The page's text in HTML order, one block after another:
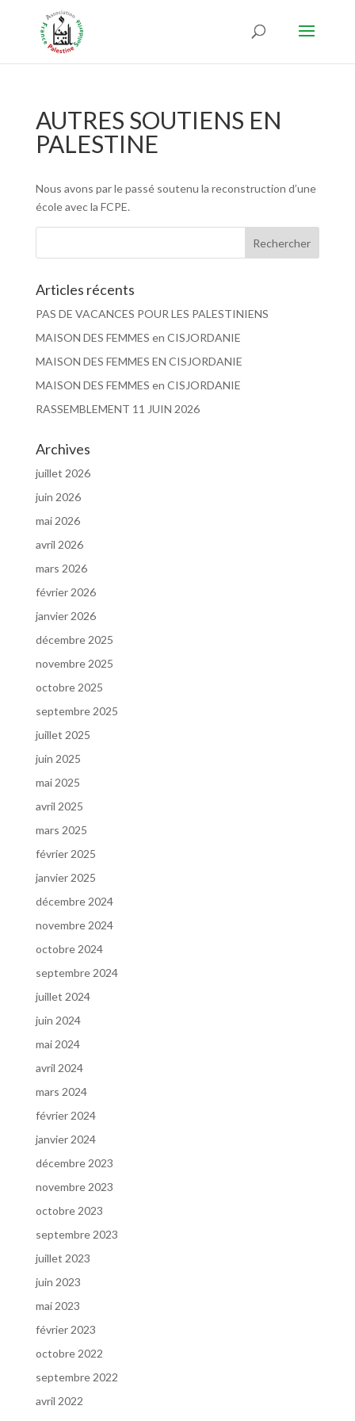
AUTRES SOUTIENS EN
PALESTINE
Nous avons par le passé soutenu la reconstruction d’une
école avec la FCPE.
Articles récents
PAS DE VACANCES POUR LES PALESTINIENS
MAISON DES FEMMES en CISJORDANIE
MAISON DES FEMMES EN CISJORDANIE
MAISON DES FEMMES en CISJORDANIE
RASSEMBLEMENT 11 JUIN 2026
Archives
juillet 2026
juin 2026
mai 2026
avril 2026
mars 2026
février 2026
janvier 2026
décembre 2025
novembre 2025
octobre 2025
septembre 2025
juillet 2025
juin 2025
mai 2025
avril 2025
mars 2025
février 2025
janvier 2025
décembre 2024
novembre 2024
octobre 2024
septembre 2024
juillet 2024
juin 2024
mai 2024
avril 2024
mars 2024
février 2024
janvier 2024
décembre 2023
novembre 2023
octobre 2023
septembre 2023
juillet 2023
juin 2023
mai 2023
février 2023
octobre 2022
septembre 2022
avril 2022